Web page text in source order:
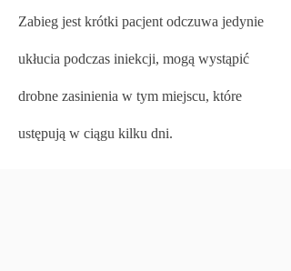
Zabieg jest krótki pacjent odczuwa jedynie
ukłucia podczas iniekcji, mogą wystąpić
drobne zasinienia w tym miejscu, które
ustępują w ciągu kilku dni.